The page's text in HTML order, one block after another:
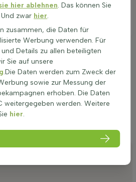
Buche / Blutbuche
125-150 cm - Topf
zur Anpflanzung und Pflege von
Purpurea 125-150 cm - Topf
befolgen, werden Sie lange Freude
hier ablehnen. Das können Sie
zwar hier.
zusammen, die Daten für
Werbung verwenden. Für
Details zu allen beteiligten
Sie auf unsere
.Die Daten werden zum Zweck der
sowie zur Messung der
erhoben. Die Daten
weitergegeben werden. Weitere
hier.